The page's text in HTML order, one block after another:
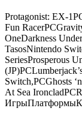
Protagonist: EX-
Fun
OneDarkness
TasosNintendo
SeriesProsperous
Switch,PCGhosts
At Sea